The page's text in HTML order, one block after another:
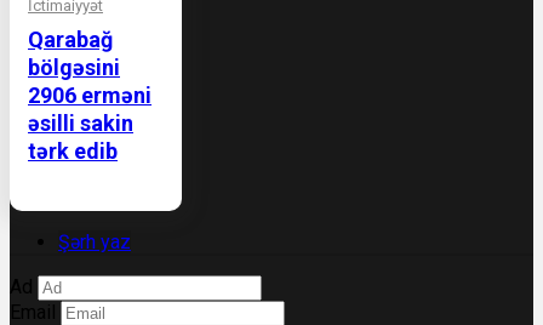
İctimaiyyət
Qarabağ
bölgəsini
2906 erməni
əsilli sakin
tərk edib
Şərh yaz
Ad
Email